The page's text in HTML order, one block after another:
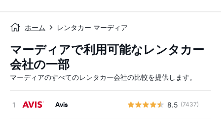
ホーム レンタカー マーディア
マーディアで利用可能なレンタカー
会社の一部
マーディアのすべてのレンタカー会社の比較を提供します。
Avis 8.5 (7437)